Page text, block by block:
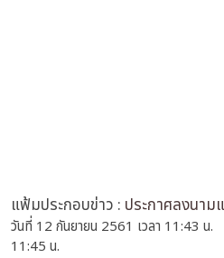
แฟ้มประกอบข่าว : ประกาศลงนา
วันที่ 12 กันยายน 2561 เวลา 11:43 น.
11:45 น.